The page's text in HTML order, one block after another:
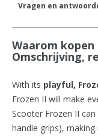
Vragen en
Waarom kopen
Omschrijving,
With its playful,
Frozen II will make
Scooter Frozen II
handle grips),